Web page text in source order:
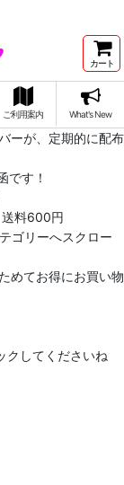
カート
ご利用案内 What's New
ーが、定期的に配布
す！
料600円
ゴリーへスクロー
めてお得にお買い物
クしてくださいね